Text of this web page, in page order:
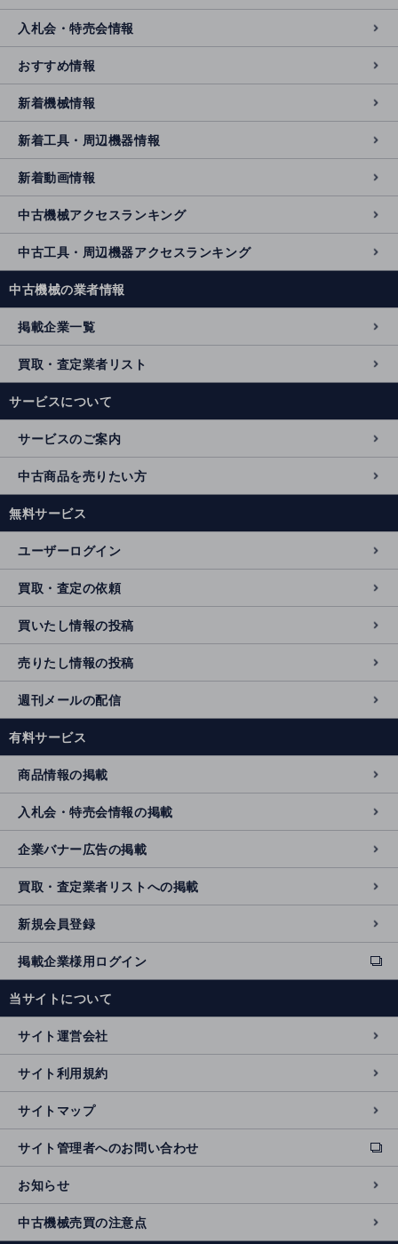
入札会・特売会情報
おすすめ情報
新着機械情報
新着工具・周辺機器情報
新着動画情報
中古機械アクセスランキング
中古工具・周辺機器アクセスランキング
中古機械の業者情報
掲載企業一覧
買取・査定業者リスト
サービスについて
サービスのご案内
中古商品を売りたい方
無料サービス
ユーザーログイン
買取・査定の依頼
買いたし情報の投稿
売りたし情報の投稿
週刊メールの配信
有料サービス
商品情報の掲載
入札会・特売会情報の掲載
企業バナー広告の掲載
買取・査定業者リストへの掲載
新規会員登録
掲載企業様用ログイン
ext
e
n
al
si
t
e
当サイトについて
サイト運営会社
サイト利用規約
サイトマップ
サイト管理者へのお問い合わせ
ext
e
r
n
al
お知らせ
中古機械売買の注意点